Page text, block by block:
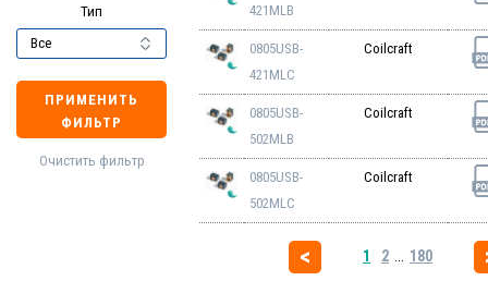
Тип
ПРИМЕНИТЬ
ФИЛЬТР
Очистить фильтр
421MLB
0805USB-
421MLC
Coilcraft
0805USB-
502MLB
Coilcraft
0805USB-
502MLC
Coilcraft
1 2 180